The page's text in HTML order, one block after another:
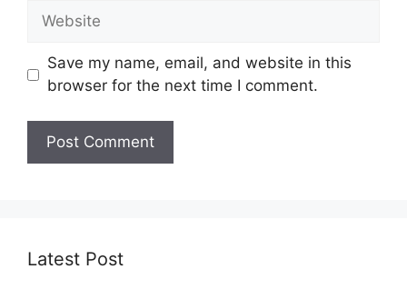
Website
Save my name, email, and website in this
browser for the next time I comment.
Latest Post